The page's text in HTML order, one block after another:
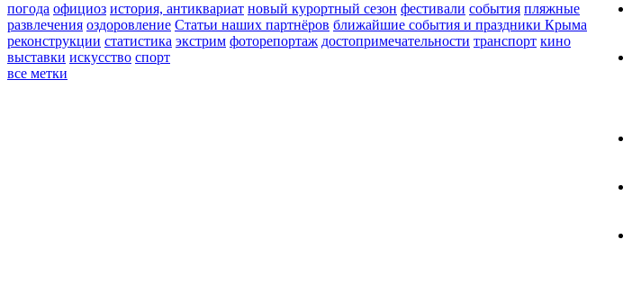
погода официоз история, антиквариат новый курортный сезон фестивали события пляжные
развлечения оздоровление Статьи наших партнёров ближайшие события и праздники Крыма
реконструкции статистика экстрим фоторепортаж достопримечательности транспорт кино
выставки искусство спорт
все метки